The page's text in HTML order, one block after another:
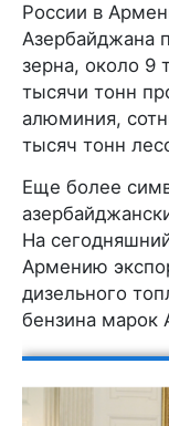
России в
Азербайджана
зерна, около 9
тысячи тонн
алюминия,
тысяч тонн
Еще более
На
Армению
дизельного
бензина